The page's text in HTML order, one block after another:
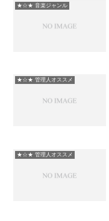
★☆★ 音楽ジャンル
★☆★ 管理人オススメ
★☆★ 管理人オススメ